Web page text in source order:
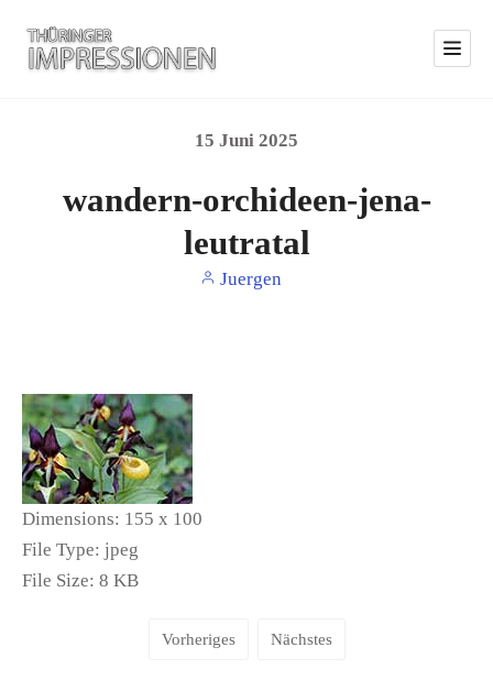
15 Juni 2025
wandern-orchideen-jena-
leutratal
Juergen
Dimensions: 155 x 100
File Type: jpeg
File Size: 8 KB
Vorheriges Nächstes